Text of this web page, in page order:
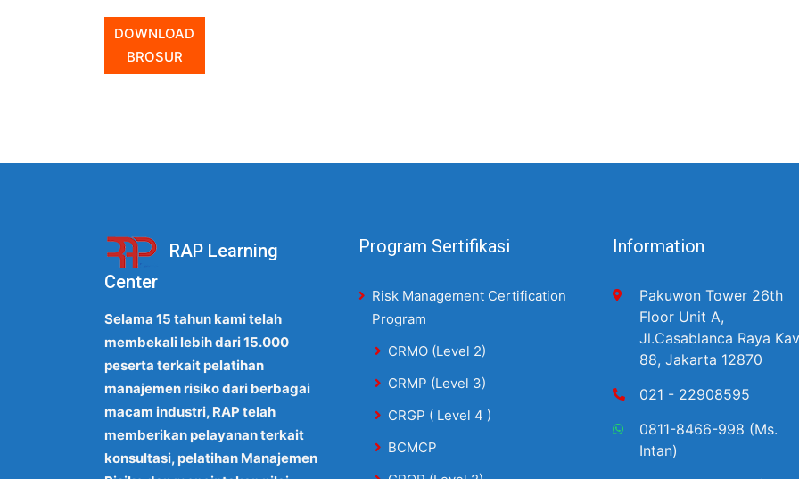
DOWNLOAD
BROSUR
RAP Learning
Center
Selama 15 tahun kami telah
membekali lebih dari 15.000
peserta terkait pelatihan
manajemen risiko dari berbagai
macam industri, RAP telah
memberikan pelayanan terkait
konsultasi, pelatihan Manajemen
Program Sertifikasi
Risk Management Certification
Program
CRMO (Level 2)
CRMP (Level 3)
CRGP ( Level 4 )
BCMCP
Information
Pakuwon Tower 26th
Floor Unit A,
Jl.Casablanca Raya
88, Jakarta 12870
021 - 22908595
0811-8466-998 (Ms.
Intan)